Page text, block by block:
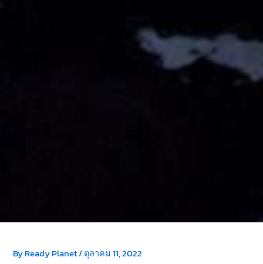
ByReady Planet/ตุลาคม 11, 2022